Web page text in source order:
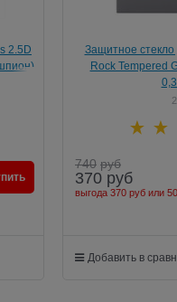
2.5D
Защитное стекло
Rock Tempered
740 руб
370 руб
выгода 370 руб или
Добавить в